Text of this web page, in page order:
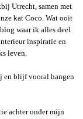
Utrecht, samen met
kat Coco. Wat ooit
waar ik alles deel
inspiratie en
leven.
en blijf vooral hangen
achter onder mijn